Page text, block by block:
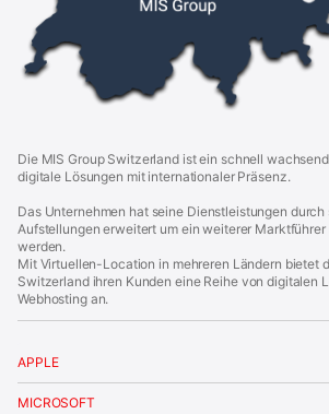
z
n
d
F
o
o
t
e
r
Die MIS Group Switzerland ist ein schnell
digitale Lösungen mit internationaler Präsenz.
Das Unternehmen hat seine Dienstleistungen
Aufstellungen erweitert um ein weiterer
werden.
Mit Virtuellen-Location in mehreren Ländern bietet
Switzerland ihren Kunden eine Reihe von digitalen
Webhosting an.
APPLE
MICROSOFT